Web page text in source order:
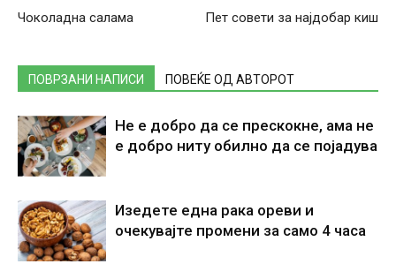
Чоколадна салама Пет совети за најдобар киш
ПОВРЗАНИ НАПИСИ ПОВЕЌЕ ОД АВТОРОТ
Не е добро да се прескокне, ама не
е добро ниту обилно да се појадува
Изедете една рака ореви и
очекувајте промени за само 4 часа